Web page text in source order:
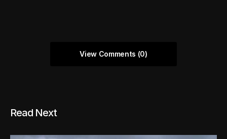
View Comments (0)
Read Next